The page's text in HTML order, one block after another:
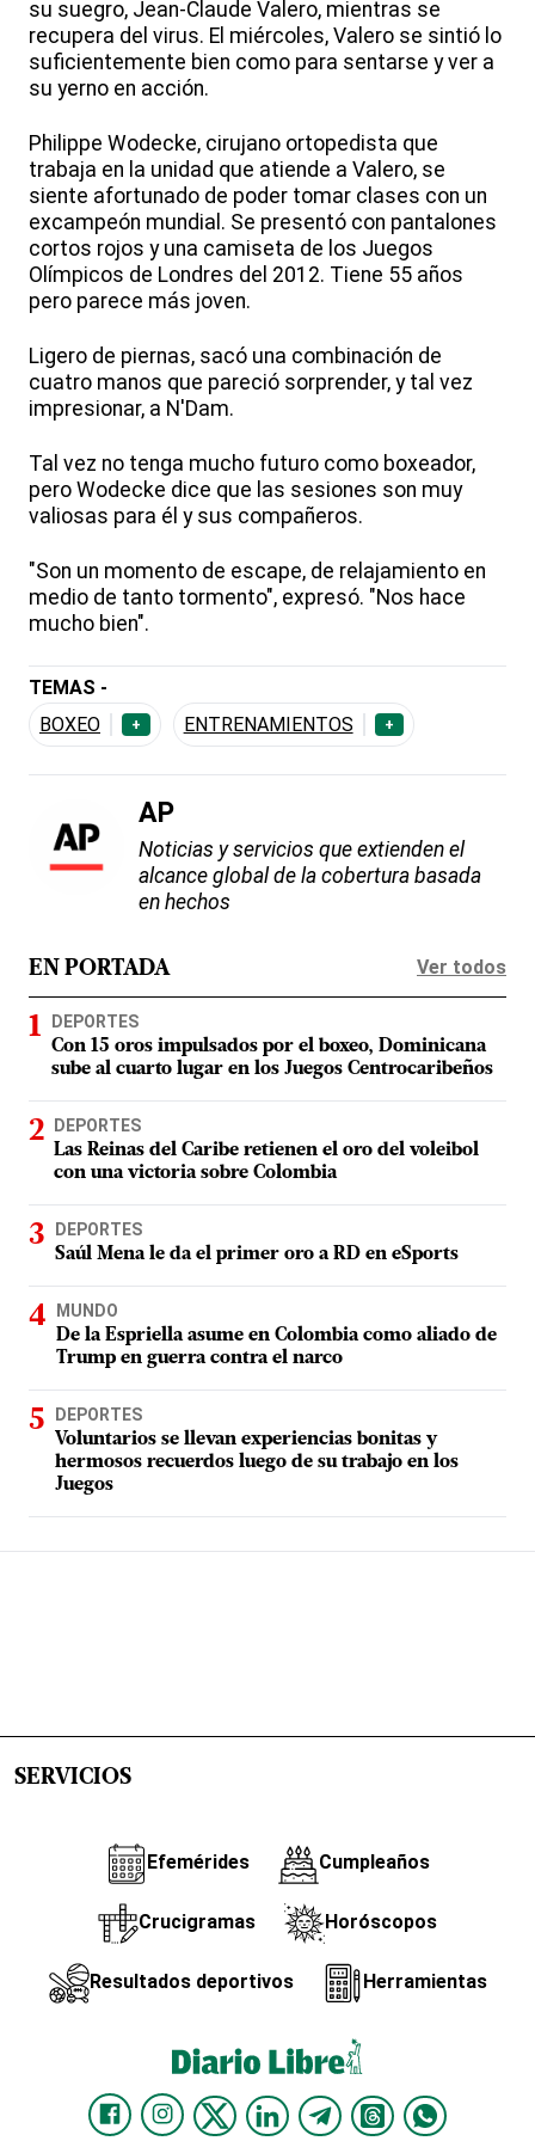
su suegro, Jean-Claude Valero, mientras se
recupera del virus. El miércoles, Valero se sintió lo
suficientemente bien como para sentarse y ver a
su yerno en acción.
Philippe Wodecke, cirujano ortopedista que
trabaja en la unidad que atiende a Valero, se
siente afortunado de poder tomar clases con un
excampeón mundial. Se presentó con pantalones
cortos rojos y una camiseta de los Juegos
Olímpicos de Londres del 2012. Tiene 55 años
pero parece más joven.
Ligero de piernas, sacó una combinación de
cuatro manos que pareció sorprender, y tal vez
impresionar, a N'Dam.
Tal vez no tenga mucho futuro como boxeador,
pero Wodecke dice que las sesiones son muy
valiosas para él y sus compañeros.
"Son un momento de escape, de relajamiento en
medio de tanto tormento", expresó. "Nos hace
mucho bien".
TEMAS -
BOXEO
+ ENTRENAMIENTOS +
AP
Noticias y servicios que extienden el
alcance global de la cobertura basada
en hechos
EN PORTADA Ver todos
DEPORTES
Con 15 oros impulsados por el boxeo, Dominicana
sube al cuarto lugar en los Juegos Centrocaribeños
DEPORTES
Las Reinas del Caribe retienen el oro del voleibol
con una victoria sobre Colombia
DEPORTES
Saúl Mena le da el primer oro a RD en eSports
MUNDO
De la Espriella asume en Colombia como aliado de
Trump en guerra contra el narco
DEPORTES
Voluntarios se llevan experiencias bonitas y
hermosos recuerdos luego de su trabajo en los
Juegos
SERVICIOS
Efemérides Cumpleaños
Crucigramas Horóscopos
Resultados deportivos Herramientas